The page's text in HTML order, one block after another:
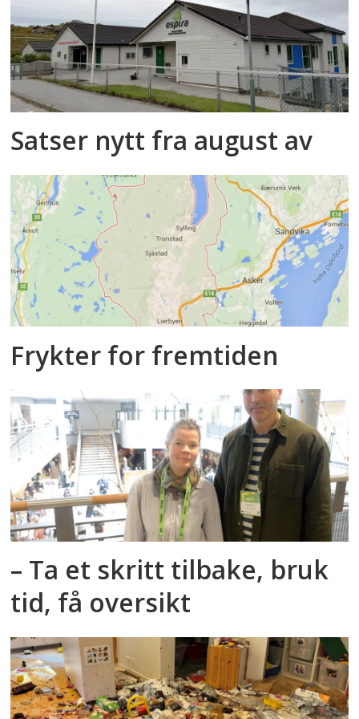
Satser nytt fra august av
Frykter for fremtiden
– Ta et skritt tilbake, bruk
tid, få oversikt